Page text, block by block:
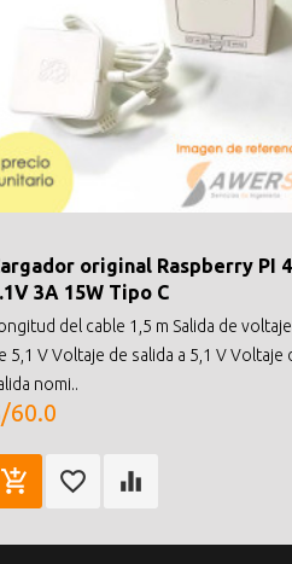
original Raspberry PI 4
3A 15W Tipo C
del cable 1,5 m Salida de voltaje
5,1 V Voltaje de salida a 5,1 V Voltaje
nomi..
60.0